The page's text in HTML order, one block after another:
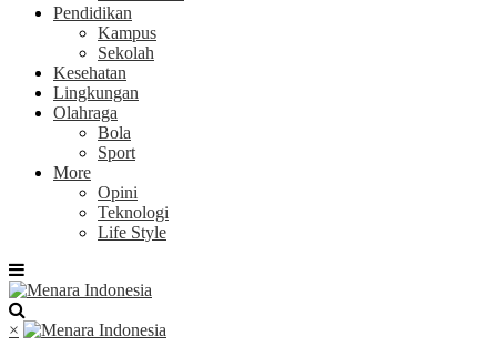
Pendidikan
Kampus
Sekolah
Kesehatan
Lingkungan
Olahraga
Bola
Sport
More
Opini
Teknologi
Life Style
×